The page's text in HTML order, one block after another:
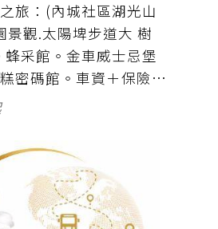
旅：(內城社區湖光山
景觀.太陽埤步道大 樹
采館。金車威士忌堡
密碼館。車資＋保險＝
元自理)